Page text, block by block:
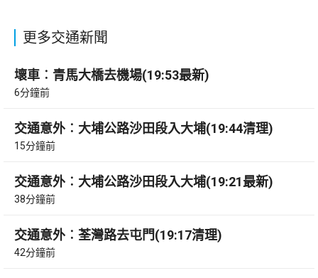
更多交通新聞
壞車︰青馬大橋去機場(19:53最新)
6分鐘前
交通意外︰大埔公路沙田段入大埔(19:44清理)
15分鐘前
交通意外︰大埔公路沙田段入大埔(19:21最新)
38分鐘前
交通意外︰荃灣路去屯門(19:17清理)
42分鐘前